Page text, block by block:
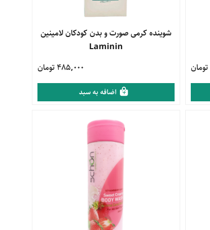
مشاهده محصول
شوینده کرمی صورت و بدن کودکان لامینین
Laminin
485,000 تومان
اضافه به سبد